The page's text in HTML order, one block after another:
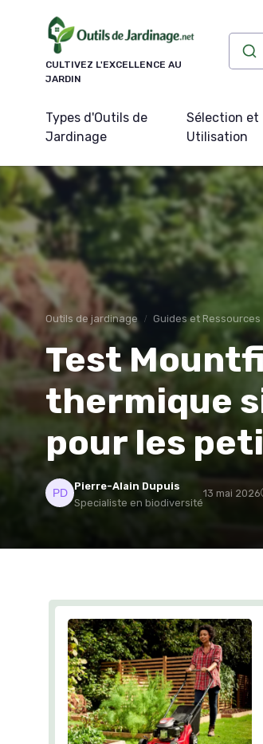
CULTIVEZ L'EXCELLENCE AU
JARDIN
Types d'Outils de
Jardinage
Sélection et
Utilisation
Outils de jardinage Guides et Ressources
Test
thermique
pour les
Pierre-Alain Dupuis
Specialiste en biodiversité
13 mai 2026